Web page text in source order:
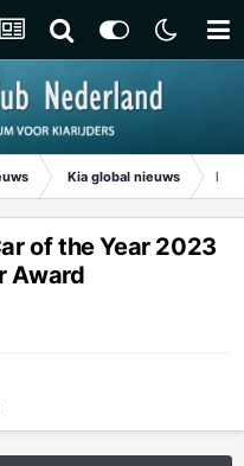
Kia global nieuws Kia
of the Year 2023
Award